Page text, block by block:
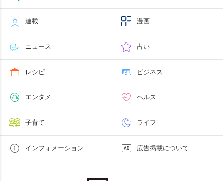
連載 漫画
ニュース 占い
レシピ ビジネス
エンタメ ヘルス
子育て ライフ
インフォメーション 広告掲載について